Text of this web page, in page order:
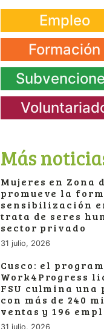
Empleo
Formación
Más
Mujeres en Zona
promueve la
sensibilización
trata de seres
sector privado
31 julio, 2026
Cusco: el
Work4Progress
FSU culmina
con más de 240
ventas y 196
31 julio, 2026